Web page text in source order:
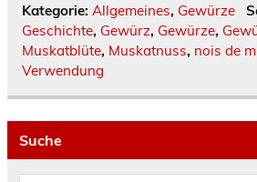
Kategorie: Allgemeines, Gewürze
Geschichte, Gewürz, Gewürze,
Muskatblüte, Muskatnuss, nois de
Verwendung
Suche